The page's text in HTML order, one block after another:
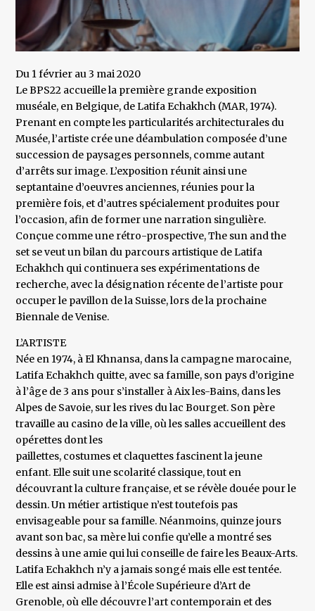
Du 1 février au 3 mai 2020
Le BPS22 accueille la première grande exposition
muséale, en Belgique, de Latifa Echakhch (MAR, 1974).
Prenant en compte les particularités architecturales du
Musée, l’artiste crée une déambulation composée d’une
succession de paysages personnels, comme autant
d’arrêts sur image. L’exposition réunit ainsi une
septantaine d’oeuvres anciennes, réunies pour la
première fois, et d’autres spécialement produites pour
l’occasion, afin de former une narration singulière.
Conçue comme une rétro-prospective, The sun and the
set se veut un bilan du parcours artistique de Latifa
Echakhch qui continuera ses expérimentations de
recherche, avec la désignation récente de l’artiste pour
occuper le pavillon de la Suisse, lors de la prochaine
Biennale de Venise.
L’ARTISTE
Née en 1974, à El Khnansa, dans la campagne marocaine,
Latifa Echakhch quitte, avec sa famille, son pays d’origine
à l’âge de 3 ans pour s’installer à Aix les-Bains, dans les
Alpes de Savoie, sur les rives du lac Bourget. Son père
travaille au casino de la ville, où les salles accueillent des
opérettes dont les
paillettes, costumes et claquettes fascinent la jeune
enfant. Elle suit une scolarité classique, tout en
découvrant la culture française, et se révèle douée pour le
dessin. Un métier artistique n’est toutefois pas
envisageable pour sa famille. Néanmoins, quinze jours
avant son bac, sa mère lui confie qu’elle a montré ses
dessins à une amie qui lui conseille de faire les Beaux-Arts.
Latifa Echakhch n’y a jamais songé mais elle est tentée.
Elle est ainsi admise à l’École Supérieure d’Art de
Grenoble, où elle découvre l’art contemporain et des